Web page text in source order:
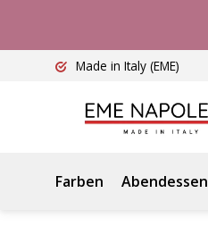
Made in Italy (EME)
Farben Abendessen